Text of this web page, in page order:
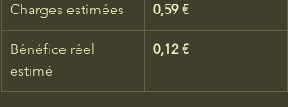
Charges estimées 0,59 €
Bénéfice réel
estimé
0,12 €